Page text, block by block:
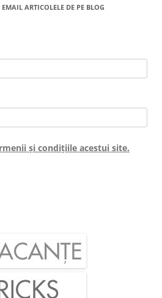
ARTICOLELE DE PE BLOG
și condițiile acestui site.